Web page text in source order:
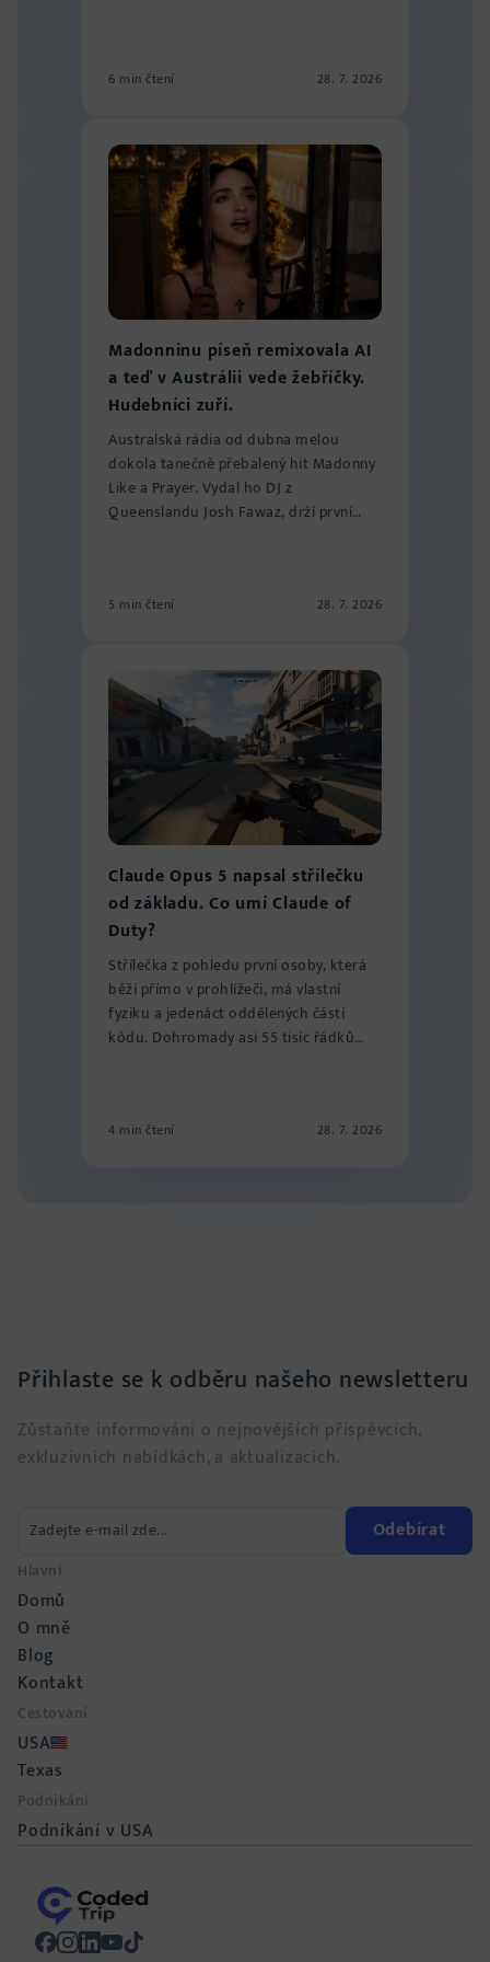
6 min čtení 28. 7. 2026
Madonninu píseň remixovala AI
a teď v Austrálii vede žebříčky.
Hudebníci zuří.
Australská rádia od dubna melou
dokola tanečně přebalený hit Madonny
Like a Prayer. Vydal ho DJ z
Queenslandu Josh Fawaz, drží první
5 min čtení 28. 7. 2026
Claude Opus 5 napsal střílečku
od základu. Co umí Claude of
Duty?
Střílečka z pohledu první osoby, která
běží přímo v prohlížeči, má vlastní
fyziku a jedenáct oddělených částí
kódu. Dohromady asi 55 tisíc řádků
4 min čtení 28. 7. 2026
Hlavní
Domů
O mně
Blog
Kontakt
Cestování
USA
Texas
Podnikání
Podnikání v USA
Přihlaste se k odběru našeho newsletteru
Zůstaňte informováni o nejnovějších příspěvcích,
exkluzivních nabídkách, a aktualizacích.
Odebírat